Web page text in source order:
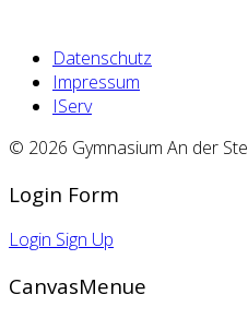
Datenschutz
Impressum
IServ
© 2026 Gymnasium An der
Login Form
Login Sign Up
CanvasMenue